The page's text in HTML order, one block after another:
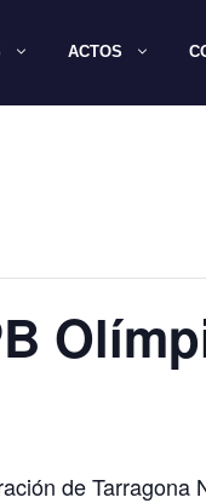
ACTOS
de Tarragona